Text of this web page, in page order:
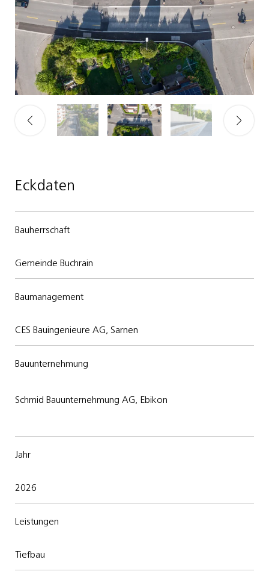
Eckdaten
Bauherrschaft
Gemeinde Buchrain
Baumanagement
CES Bauingenieure AG, Sarnen
Bauunternehmung
Schmid Bauunternehmung AG, Ebikon
Jahr
2026
Leistungen
Tiefbau